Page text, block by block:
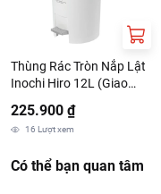
Thùng Rác Tròn Nắp Lật
Inochi Hiro 12L (Giao
225.900 ₫
16 Lượt xem
Có thể bạn quan tâm